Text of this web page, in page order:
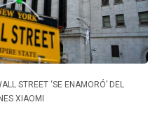
STREET ‘SE ENAMORÓ’ DEL
XIAOMI